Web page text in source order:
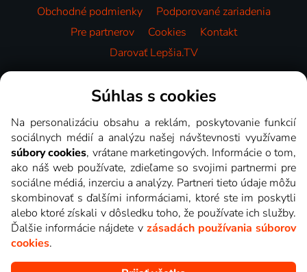
Obchodné podmienky
Podporované zariadenia
Pre partnerov
Cookies
Kontakt
Darovať Lepšia.TV
Videotéka
Súhlas s cookies
Na personalizáciu obsahu a reklám, poskytovanie funkcií
sociálnych médií a analýzu našej návštevnosti využívame
súbory cookies, vrátane marketingových. Informácie o tom,
ako náš web používate, zdieľame so svojimi partnermi pre
sociálne médiá, inzerciu a analýzy. Partneri tieto údaje môžu
skombinovať s ďalšími informáciami, ktoré ste im poskytli
alebo ktoré získali v dôsledku toho, že používate ich služby.
Ďalšie informácie nájdete v zásadách používania súborov
cookies.